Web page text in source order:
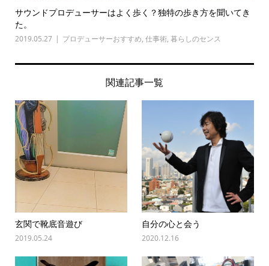
サウンドプロデューサーはよく歩く？独特の歩き方を聞いてき
た。
2019.05.27 プロデューサーおすすめ, 仕事術, 暮らしのセンス
関連記事一覧
玄関で靴底音遊び
2019.05.24
自分の心と会う
2020.12.16